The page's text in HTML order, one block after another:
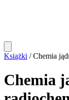
Książki / Chemia
Chemia